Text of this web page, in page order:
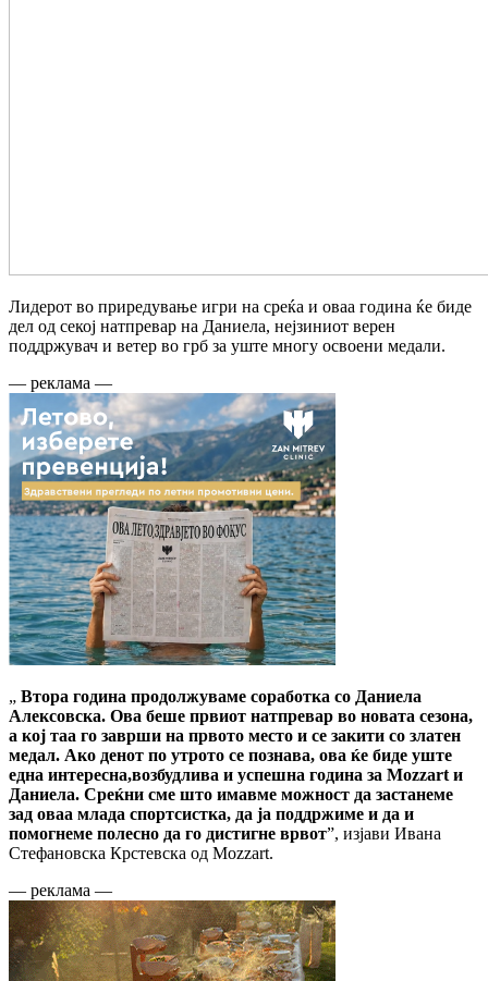
Лидерот во приредување игри на среќа и оваа година ќе биде
дел од секој натпревар на Даниела, нејзиниот верен
поддржувач и ветер во грб за уште многу освоени медали.
— реклама —
„ Втора година продолжуваме соработка со Даниела
Алексовска. Ова беше првиот натпревар во новата сезона,
а кој таа го заврши на првото место и се закити со златен
медал. Ако денот по утрото се познава, ова ќе биде уште
една интересна,возбудлива и успешна година за Mozzart и
Даниела. Среќни сме што имавме можност да застанеме
зад оваа млада спортсистка, да ја поддржиме и да и
помогнеме полесно да го дистигне врвот”, изјави Ивана
Стефановска Крстевска од Mozzart.
— реклама —